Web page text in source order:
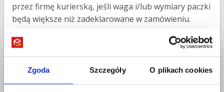
Zgoda Szczegóły O plikach cookies
przez firmę kurierską, jeśli waga i/lub wymiary paczki
będą większe niż zadeklarowane w zamówieniu.
4. Odpowiednio zapakuj i zabezpiecz
paczkę
Firmom kurierskim zależy, aby wysyłane za ich
pośrednictwem paczki były zapakowane w karton,